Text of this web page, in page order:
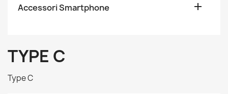
Accessori Smartphone 
TYPE C
Type C